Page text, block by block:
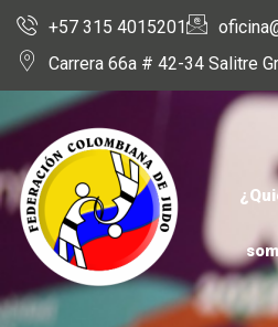
+57 315 4015201
Carrera 66a # 42-34 Salitre